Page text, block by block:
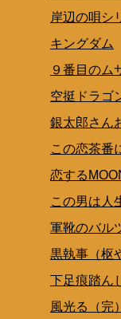
岸辺の唄シ
キングダム
９番目の
空挺ドラゴ
銀太郎さん
この恋茶番
恋する
この男は人
軍靴のバル
黒執事（枢
下足痕踏ん
風光る（完）